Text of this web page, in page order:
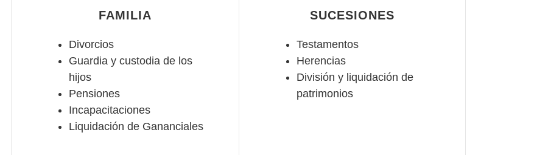
FAMILIA
Divorcios
Guardia y custodia de los
hijos
Pensiones
Incapacitaciones
Liquidación de Gananciales
SUCESIONES
Testamentos
Herencias
División y liquidación de
patrimonios